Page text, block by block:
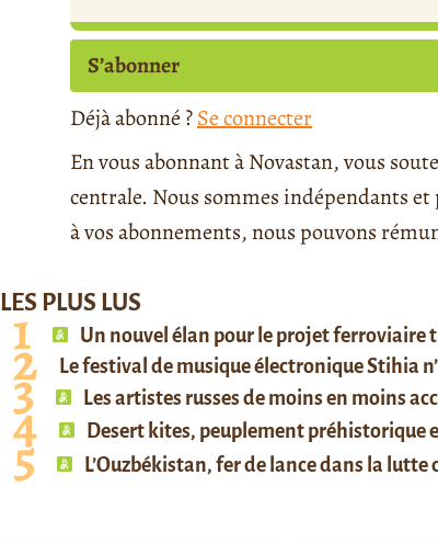
S’abonner
Déjà abonné ?Se connecter
En vous abonnant à Novastan, vous
centrale. Nous sommes indépendants
à vos abonnements, nous pouvons
LES PLUS LUS
Un nouvel élan pour le projet ferroviaire
Le festival de musique électronique Stihia
Les artistes russes de moins en moins
Desert kites, peuplement préhistorique
L’Ouzbékistan, fer de lance dans la